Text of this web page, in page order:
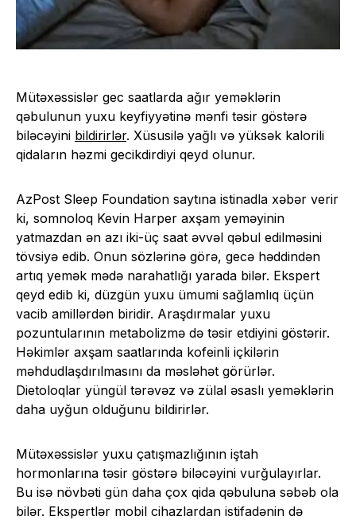
Mütəxəssislər gec saatlarda ağır yeməklərin
qəbulunun yuxu keyfiyyətinə mənfi təsir göstərə
biləcəyini bildirirlər. Xüsusilə yağlı və yüksək kalorili
qidaların həzmi gecikdirdiyi qeyd olunur.
AzPost Sleep Foundation saytına istinadla xəbər verir
ki, somnoloq Kevin Harper axşam yeməyinin
yatmazdan ən azı iki-üç saat əvvəl qəbul edilməsini
tövsiyə edib. Onun sözlərinə görə, gecə həddindən
artıq yemək mədə narahatlığı yarada bilər. Ekspert
qeyd edib ki, düzgün yuxu ümumi sağlamlıq üçün
vacib amillərdən biridir. Araşdırmalar yuxu
pozuntularının metabolizmə də təsir etdiyini göstərir.
Həkimlər axşam saatlarında kofeinli içkilərin
məhdudlaşdırılmasını da məsləhət görürlər.
Dietoloqlar yüngül tərəvəz və zülal əsaslı yeməklərin
daha uyğun olduğunu bildirirlər.
Mütəxəssislər yuxu çatışmazlığının iştah
hormonlarına təsir göstərə biləcəyini vurğulayırlar.
Bu isə növbəti gün daha çox qida qəbuluna səbəb ola
bilər. Ekspertlər mobil cihazlardan istifadənin də